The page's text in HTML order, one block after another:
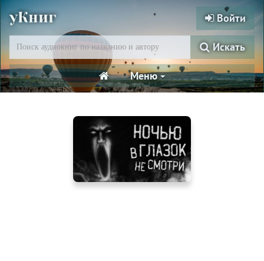
уКниг Войти
Искать
Меню